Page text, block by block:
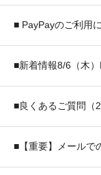
■ PayPayのご利用
■新着情報8/6（木
■良くあるご質問（
■【重要】メールで